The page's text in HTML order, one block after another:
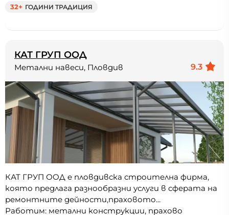
32+ ГОДИНИ ТРАДИЦИЯ
КАТ ГРУП ООД
9.3
Метални навеси, Пловдив
КАТ ГРУП ООД е пловдивска строителна фирма,
която предлага разнообразни услуги в сферата на
ремонтните дейности,праховото...
Работим: метални конструкции, прахово